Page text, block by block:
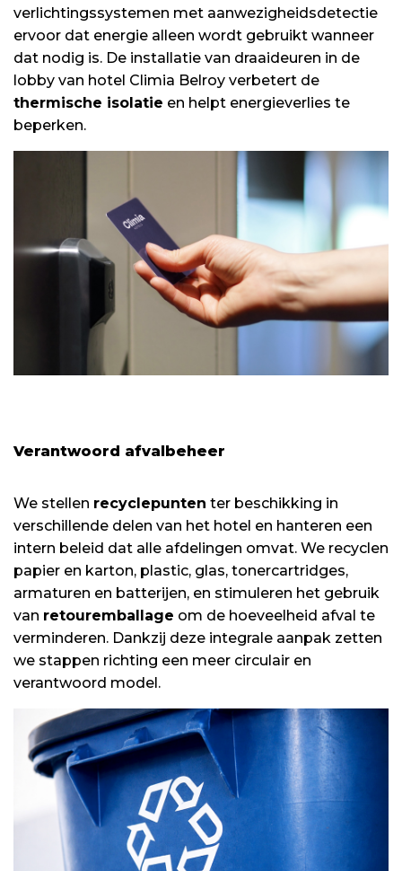
verlichtingssystemen met aanwezigheidsdetectie
ervoor dat energie alleen wordt gebruikt wanneer
dat nodig is. De installatie van draaideuren in de
lobby van hotel Climia Belroy verbetert de
thermische isolatie en helpt energieverlies te
beperken.
Verantwoord afvalbeheer
We stellen recyclepunten ter beschikking in
verschillende delen van het hotel en hanteren een
intern beleid dat alle afdelingen omvat. We recyclen
papier en karton, plastic, glas, tonercartridges,
armaturen en batterijen, en stimuleren het gebruik
van retouremballage om de hoeveelheid afval te
verminderen. Dankzij deze integrale aanpak zetten
we stappen richting een meer circulair en
verantwoord model.